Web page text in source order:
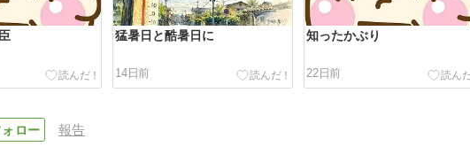
猛暑日と酷暑日に
14日前
知ったかぶり
22日前
報告